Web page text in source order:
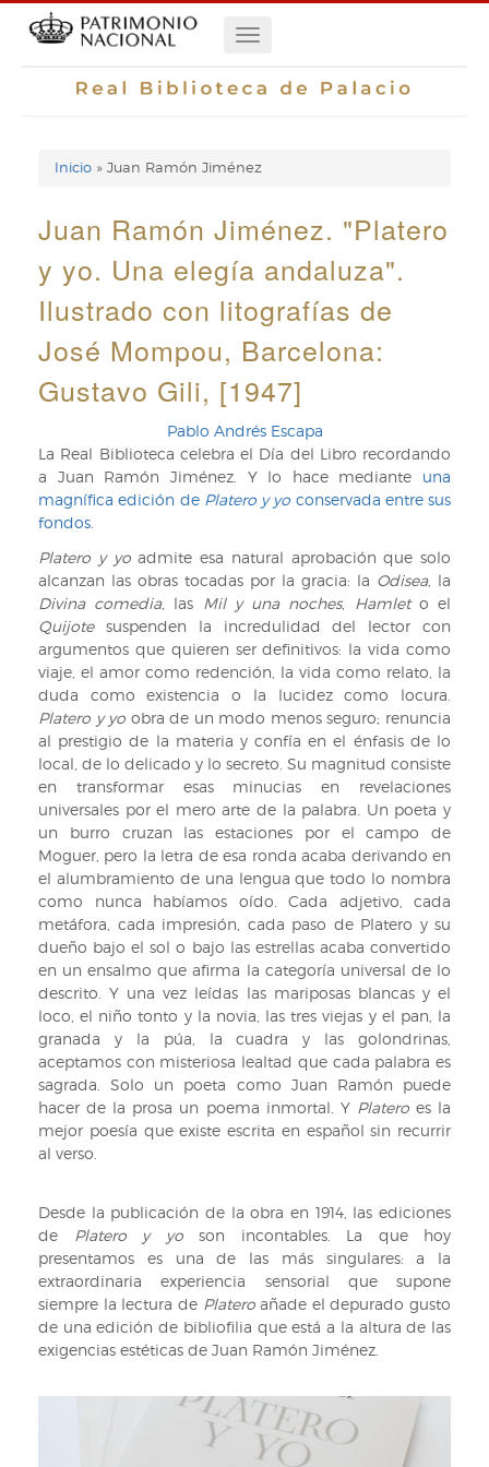
Navegación
principal
Enlaces
de
ayuda
de
navegación
Inicio Juan Ramón Jiménez
Juan Ramón Jiménez. "Platero
y yo. Una elegía andaluza".
Ilustrado con litografías de
José Mompou, Barcelona:
Gustavo Gili, [1947]
Pablo Andrés Escapa
La Real Biblioteca celebra el Día del Libro recordando
a Juan Ramón Jiménez. Y lo hace mediante una
magnífica edición de Platero y yo conservada entre sus
fondos.
Platero y yoadmite esa natural aprobación que solo
alcanzan las obras tocadas por la gracia: la Odisea, la
Divina comedia, las Mil y una noches, Hamlet o el
Quijote suspenden la incredulidad del lector con
argumentos que quieren ser definitivos: la vida como
viaje, el amor como redención, la vida como relato, la
duda como existencia o la lucidez como locura.
Platero y yo obra de un modo menos seguro; renuncia
al prestigio de la materia y confía en el énfasis de lo
local, de lo delicado y lo secreto. Su magnitud consiste
en transformar esas minucias en revelaciones
universales por el mero arte de la palabra. Un poeta y
un burro cruzan las estaciones por el campo de
Moguer, pero la letra de esa ronda acaba derivando en
el alumbramiento de una lengua que todo lo nombra
como nunca habíamos oído. Cada adjetivo, cada
metáfora, cada impresión, cada paso de Platero y su
dueño bajo el sol o bajo las estrellas acaba convertido
en un ensalmo que afirma la categoría universal de lo
descrito. Y una vez leídas las mariposas blancas y el
loco, el niño tonto y la novia, las tres viejas y el pan, la
granada y la púa, la cuadra y las golondrinas,
aceptamos con misteriosa lealtad que cada palabra es
sagrada. Solo un poeta como Juan Ramón puede
hacer de la prosa un poema inmortal. Y Platero es la
mejor poesía que existe escrita en español sin recurrir
al verso.
Desde la publicación de la obra en 1914, las ediciones
de
Platero y yoson incontables. La que hoy
presentamos
es una de las más singulares: a la
extraordinaria experiencia sensorial que supone
siempre la lectura de Plateroañade el depurado gusto
de una edición de bibliofilia que está a la altura de las
exigencias estéticas de Juan Ramón Jiménez.